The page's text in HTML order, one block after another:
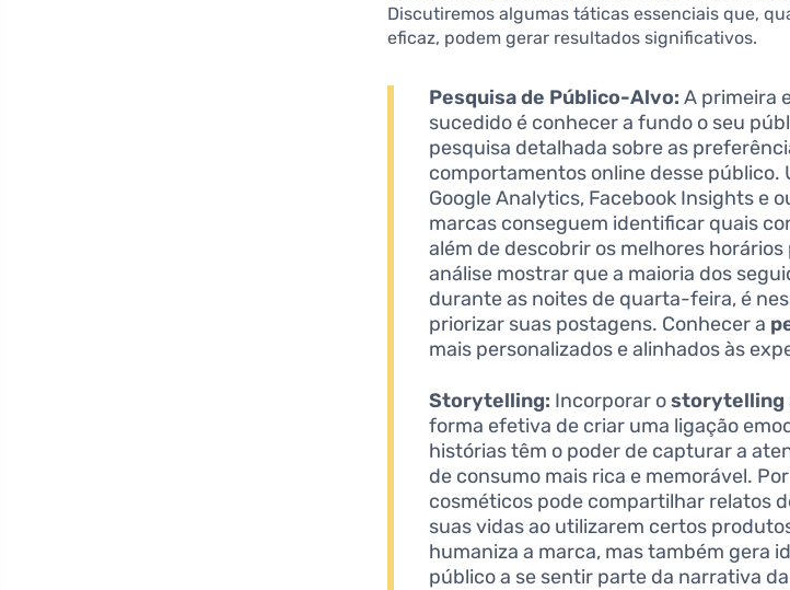
Discutiremos algumas táticas essenciais que,
eficaz, podem gerar resultados significativos.
Pesquisa de Público-Alvo: A primeira
sucedido é conhecer a fundo o seu
pesquisa detalhada sobre as
comportamentos online desse
Google Analytics, Facebook Insights e
marcas conseguem identificar quais
além de descobrir os melhores
análise mostrar que a maioria dos
durante as noites de quarta-feira, é
priorizar suas postagens. Conhecer a
mais personalizados e alinhados às
Storytelling: Incorporar ostorytelling
forma efetiva de criar uma ligação
histórias têm o poder de capturar a
de consumo mais rica e memorável.
cosméticos pode compartilhar relatos
suas vidas ao utilizarem certos
humaniza a marca, mas também gera
público a se sentir parte da narrativa